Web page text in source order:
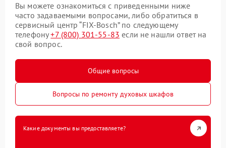
Вы можете ознакомиться с приведенными ниже
часто задаваемыми вопросами, либо обратиться в
сервисный центр “FIX-Bosch” по следующему
телефону+7 (800) 301-55-83 если не нашли ответ на
свой вопрос.
Общие вопросы
Вопросы по ремонту духовых шкафов
Какие документы вы предоставляете?